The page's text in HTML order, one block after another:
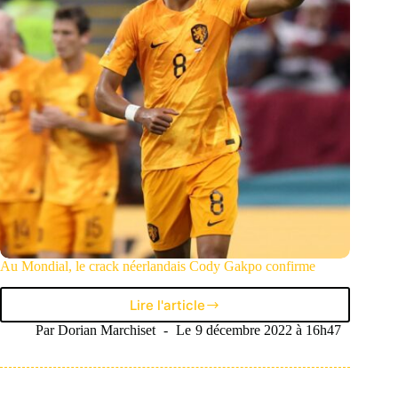
assure
le
show
Au Mondial, le crack néerlandais Cody Gakpo confirme
Lire l'article
Au
Mondial,
crack
Par Dorian Marchiset Le 9 décembre 2022 à 16h47